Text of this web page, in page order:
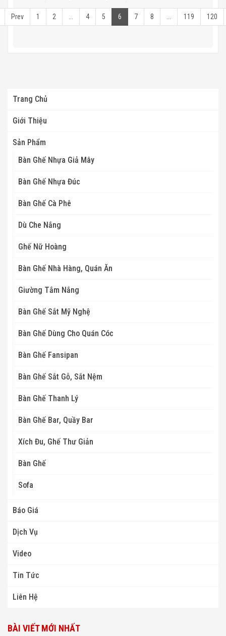
Prev 1 2 ... 4 5 6 7 8 ... 119 120
Trang Chủ
Giới Thiệu
Sản Phẩm
Bàn Ghế Nhựa Giả Mây
Bàn Ghế Nhựa Đúc
Bàn Ghế Cà Phê
Dù Che Nắng
Ghế Nữ Hoàng
Bàn Ghế Nhà Hàng, Quán Ăn
Giường Tắm Nắng
Bàn Ghế Sắt Mỹ Nghệ
Bàn Ghế Dùng Cho Quán Cóc
Bàn Ghế Fansipan
Bàn Ghế Sắt Gỗ, Sắt Nệm
Bàn Ghế Thanh Lý
Bàn Ghế Bar, Quầy Bar
Xích Đu, Ghế Thư Giản
Bàn Ghế
Sofa
Báo Giá
Dịch Vụ
Video
Tin Tức
Liên Hệ
BÀI VIẾT MỚI NHẤT